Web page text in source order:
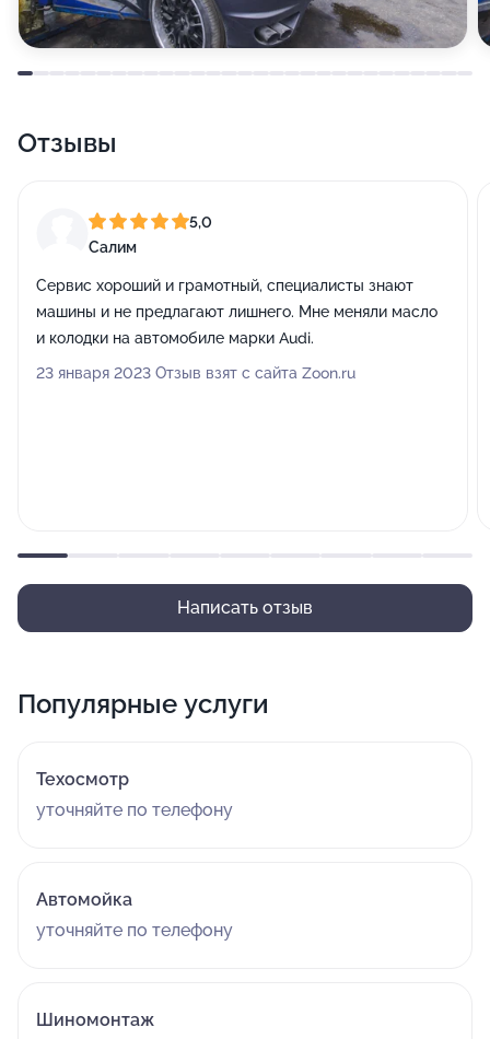
Отзывы
5,0
Салим
Сервис хороший и грамотный, специалисты знают
машины и не предлагают лишнего. Мне меняли масло
и колодки на автомобиле марки Audi.
23 января 2023 Отзыв взят с сайта Zoon.ru
Написать отзыв
Популярные услуги
Техосмотр
уточняйте по телефону
Автомойка
уточняйте по телефону
Шиномонтаж